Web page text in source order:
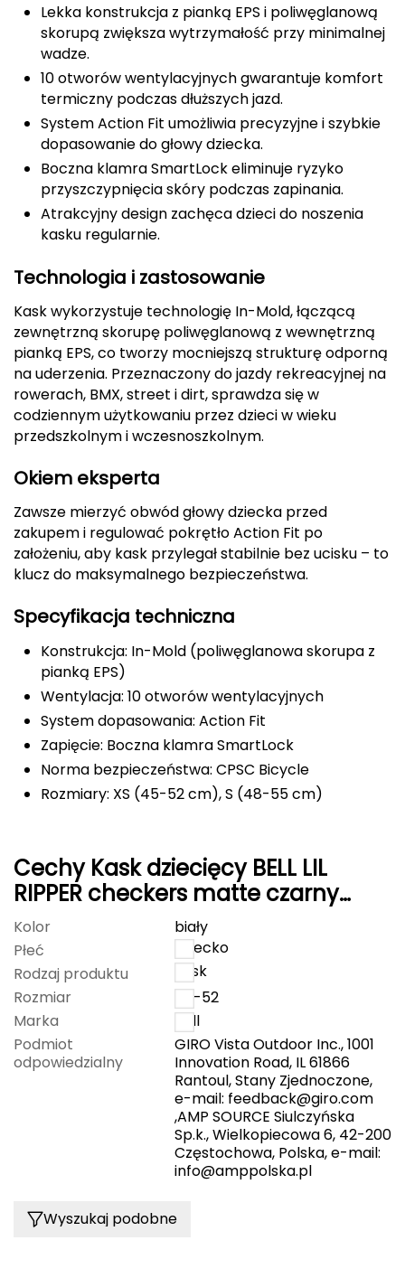
Deuter
Dolomite
EISBAR
ENERO
ENERO CAMP
ENERO PRO
Elmer by Swany
Extremities
F
FASHY
Fjord Nansen
G
GIVOVA
Gear Aid
Gerber
Giant Dragon
Gilmonte
Giro
Granger's
Gregory
Grivel
Gumbies
H
Haago
Lekka konstrukcja z pianką EPS i poliwęglanową
skorupą zwiększa wytrzymałość przy minimalnej
wadze.
10 otworów wentylacyjnych gwarantuje komfort
termiczny podczas dłuższych jazd.
System Action Fit umożliwia precyzyjne i szybkie
dopasowanie do głowy dziecka.
Boczna klamra SmartLock eliminuje ryzyko
przyszczypnięcia skóry podczas zapinania.
Atrakcyjny design zachęca dzieci do noszenia
kasku regularnie.
Technologia i zastosowanie
Kask wykorzystuje technologię In-Mold, łączącą
zewnętrzną skorupę poliwęglanową z wewnętrzną
pianką EPS, co tworzy mocniejszą strukturę odporną
na uderzenia. Przeznaczony do jazdy rekreacyjnej na
rowerach, BMX, street i dirt, sprawdza się w
codziennym użytkowaniu przez dzieci w wieku
przedszkolnym i wczesnoszkolnym.
Okiem eksperta
Zawsze mierzyć obwód głowy dziecka przed
zakupem i regulować pokrętło Action Fit po
założeniu, aby kask przylegał stabilnie bez ucisku – to
klucz do maksymalnego bezpieczeństwa.
Specyfikacja techniczna
Konstrukcja: In-Mold (poliwęglanowa skorupa z
pianką EPS)
Wentylacja: 10 otworów wentylacyjnych
System dopasowania: Action Fit
Zapięcie: Boczna klamra SmartLock
Norma bezpieczeństwa: CPSC Bicycle
Rozmiary: XS (45-52 cm), S (48-55 cm)
Cechy Kask dziecięcy BELL LIL
RIPPER checkers matte czarny
biały
Kolor
biały
Płeć
dziecko
Rodzaj produktu
kask
Rozmiar
45-52
Marka
Bell
Podmiot
odpowiedzialny
GIRO Vista Outdoor Inc., 1001
Innovation Road, IL 61866
Rantoul, Stany Zjednoczone,
e-mail: feedback@giro.com
,AMP SOURCE Siulczyńska
Sp.k., Wielkopiecowa 6, 42-200
Częstochowa, Polska, e-mail:
info@amppolska.pl
Wyszukaj podobne